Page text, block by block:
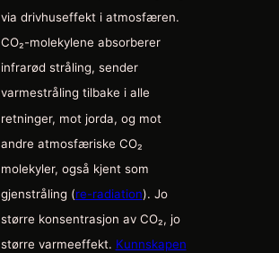
via drivhuseffekt i atmosfæren.
CO₂-molekylene absorberer
infrarød stråling, sender
varmestråling tilbake i alle
retninger, mot jorda, og mot
andre atmosfæriske CO₂
molekyler, også kjent som
gjenstråling (re-radiation). Jo
større konsentrasjon av CO₂, jo
større varmeeffekt. Kunnskapen